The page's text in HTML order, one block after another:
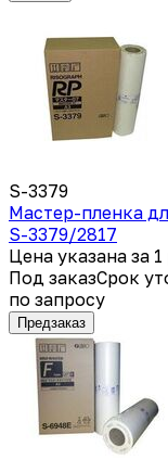
S-3379
Мастер-пленка
S-3379/2817
Цена указана за
Под заказСрок
по запросу
Предзаказ